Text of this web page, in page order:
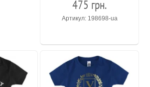
475 грн.
Артикул: 198698-ua